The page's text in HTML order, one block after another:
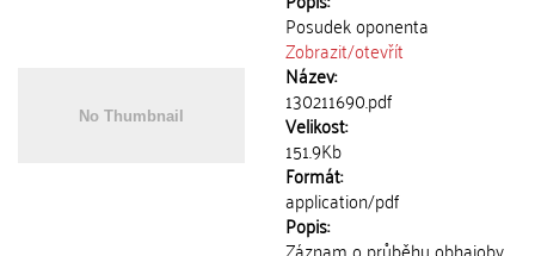
Posudek oponenta
Zobrazit/otevřít
Název:
130211690.pdf
Velikost:
151.9Kb
Formát:
application/pdf
Popis: